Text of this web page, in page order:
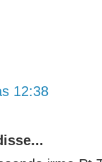
12:38